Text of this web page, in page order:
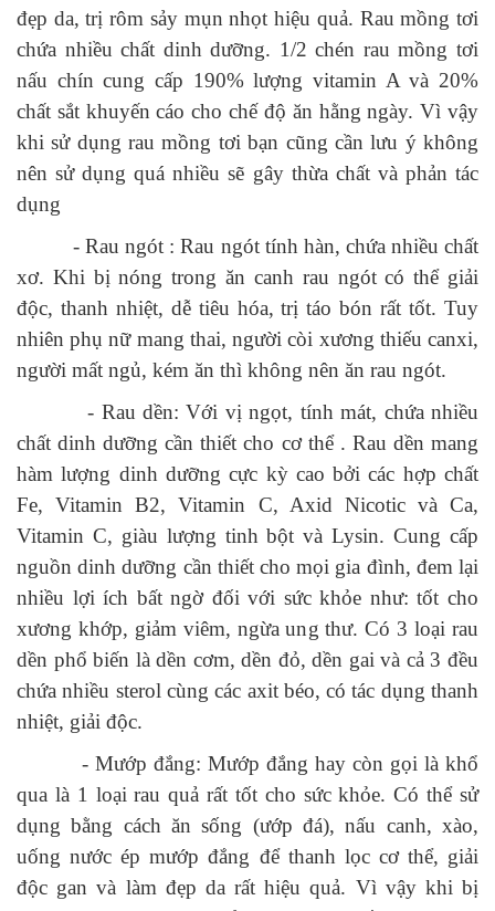
đẹp da, trị rôm sảy mụn nhọt hiệu quả. Rau mồng tơi
chứa nhiều chất dinh dưỡng. 1/2 chén rau mồng tơi
nấu chín cung cấp 190% lượng vitamin A và 20%
chất sắt khuyến cáo cho chế độ ăn hằng ngày. Vì vậy
khi sử dụng rau mồng tơi bạn cũng cần lưu ý không
nên sử dụng quá nhiều sẽ gây thừa chất và phản tác
dụng
- Rau ngót : Rau ngót tính hàn, chứa nhiều chất
xơ. Khi bị nóng trong ăn canh rau ngót có thể giải
độc, thanh nhiệt, dễ tiêu hóa, trị táo bón rất tốt. Tuy
nhiên phụ nữ mang thai, người còi xương thiếu canxi,
người mất ngủ, kém ăn thì không nên ăn rau ngót.
- Rau dền: Với vị ngọt, tính mát, chứa nhiều
chất dinh dưỡng cần thiết cho cơ thể . Rau dền mang
hàm lượng dinh dưỡng cực kỳ cao bởi các hợp chất
Fe, Vitamin B2, Vitamin C, Axid Nicotic và Ca,
Vitamin C, giàu lượng tinh bột và Lysin. Cung cấp
nguồn dinh dưỡng cần thiết cho mọi gia đình, đem lại
nhiều lợi ích bất ngờ đối với sức khỏe như: tốt cho
xương khớp, giảm viêm, ngừa ung thư. Có 3 loại rau
dền phổ biến là dền cơm, dền đỏ, dền gai và cả 3 đều
chứa nhiều sterol cùng các axit béo, có tác dụng thanh
nhiệt, giải độc.
- Mướp đắng: Mướp đắng hay còn gọi là khổ
qua là 1 loại rau quả rất tốt cho sức khỏe. Có thể sử
dụng bằng cách ăn sống (ướp đá), nấu canh, xào,
uống nước ép mướp đắng để thanh lọc cơ thể, giải
độc gan và làm đẹp da rất hiệu quả. Vì vậy khi bị